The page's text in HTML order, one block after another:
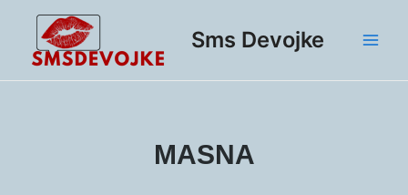
content
Sms Devojke
MASNA